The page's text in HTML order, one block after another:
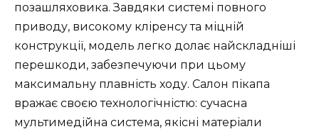
позашляховика. Завдяки системі повного
приводу, високому кліренсу та міцній
конструкції, модель легко долає найскладніші
перешкоди, забезпечуючи при цьому
максимальну плавність ходу. Салон пікапа
вражає своєю технологічністю: сучасна
мультимедійна система, якісні матеріали